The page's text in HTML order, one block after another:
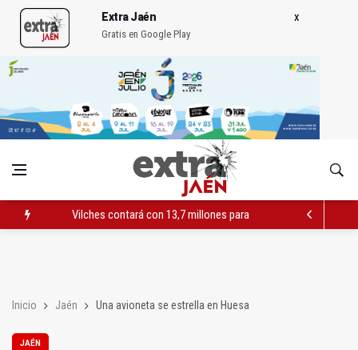
Extra Jaén
Gratis en Google Play
Vilches contará con 13,7 millones para los daños del temporal
Inicio Jaén Una avioneta se estrella en Huesa
JAÉN